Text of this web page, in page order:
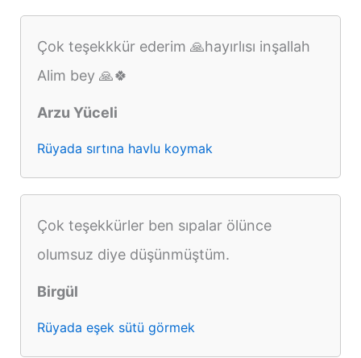
Çok teşekkkür ederim 🙏hayırlısı inşallah
Alim bey 🙏🍀
Arzu Yüceli
Rüyada sırtına havlu koymak
Çok teşekkürler ben sıpalar ölünce
olumsuz diye düşünmüştüm.
Birgül
Rüyada eşek sütü görmek